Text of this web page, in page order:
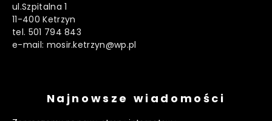
ul.Szpitalna 1
11-400 Ketrzyn
tel. 501 794 843
e-mail: mosir.ketrzyn@wp.pl
Najnowsze wiadomości